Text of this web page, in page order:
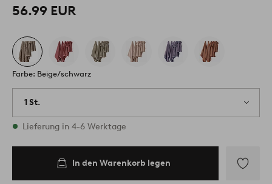
56.99 EUR
Farbe: Beige/schwarz
1 St.
Vorrätig
Lieferung in 4-6 Werktage
In den Warenkorb legen